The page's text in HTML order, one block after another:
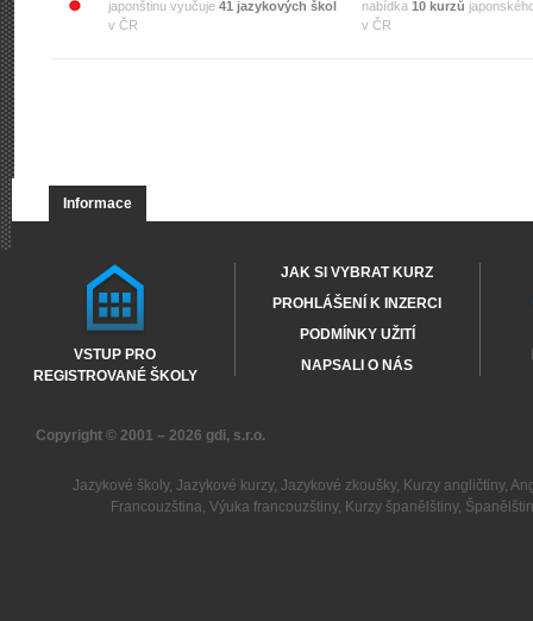
japonštinu vyučuje 41 jazykových škol
v ČR
nabídka 10 kurzů
v ČR
Informace
VSTUP PRO
REGISTROVANÉ ŠKOLY
JAK SI VYBRAT KURZ
PROHLÁŠENÍ K INZERCI
PODMÍNKY UŽITÍ
NAPSALI O NÁS
Copyright © 2001 – 2026 gdi, s.r.o.
Jazykové školy, Jazykové kurzy, Jazykové zkoušky, Kurzy angličtiny,
Francouzština,Výuka francouzštiny, Kurzy španělštiny,